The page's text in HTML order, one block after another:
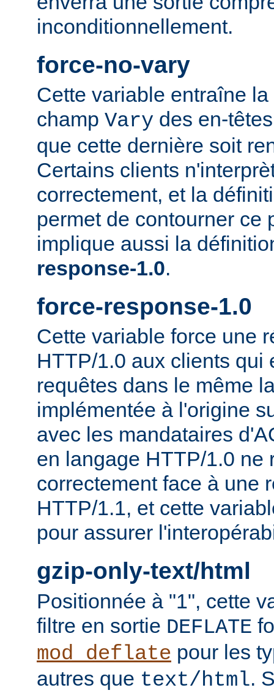
inconditionnellement.
force-no-vary
Cette variable entraîne
champ Vary des en-
que cette dernière soit
Certains clients
correctement, et la
permet de contourner ce
implique aussi la
response-1.0.
force-response-1.0
Cette variable force une
HTTP/1.0 aux clients qui
requêtes dans le même
implémentée à l'origine
avec les mandataires
en langage HTTP/1.0 ne
correctement face à une
HTTP/1.1, et cette
pour assurer
gzip-only-text/html
Positionnée à "1", cette
filtre en sortie DEFLATE
mod_deflate pour les
autres que text/html.